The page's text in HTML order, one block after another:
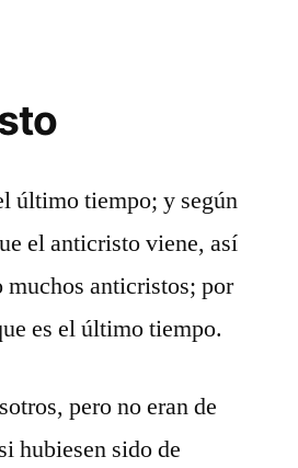
último tiempo; y según
el anticristo viene, así
muchos anticristos; por
es el último tiempo.
pero no eran de
hubiesen sido de